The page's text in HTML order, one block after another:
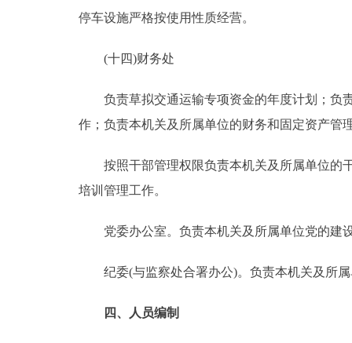
停车设施严格按使用性质经营。
(十四)财务处
负责草拟交通运输专项资金的年度计划；负责
作；负责本机关及所属单位的财务和固定资产
按照干部管理权限负责本机关及所属单位的干
培训管理工作。
党委办公室。负责本机关及所属单位党的建
纪委(与监察处合署办公)。负责本机关及所属
四、人员编制